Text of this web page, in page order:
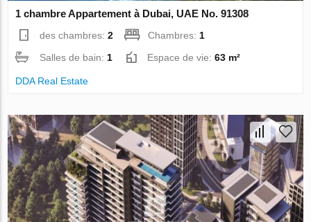
1 chambre Appartement à Dubai, UAE No. 91308
des chambres:2 Chambres:1
Salles de bain:1 Espace de vie:63 m²
DDA Real Estate